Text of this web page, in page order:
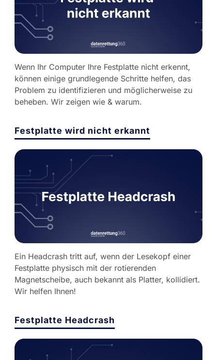
Wenn Ihr Computer Ihre Festplatte nicht erkennt,
können einige grundlegende Schritte helfen, das
Problem zu identifizieren und möglicherweise zu
beheben. Wir zeigen wie & warum.
Festplatte wird nicht erkannt
Ein Headcrash tritt auf, wenn der Lesekopf einer
Festplatte physisch mit der rotierenden
Magnetscheibe, auch bekannt als Platter, kollidiert.
Wir helfen Ihnen!
Festplatte Headcrash